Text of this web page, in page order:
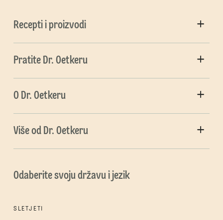
Recepti i proizvodi
Pratite Dr. Oetkeru
O Dr. Oetkeru
Više od Dr. Oetkeru
Odaberite svoju državu i jezik
SLETJETI